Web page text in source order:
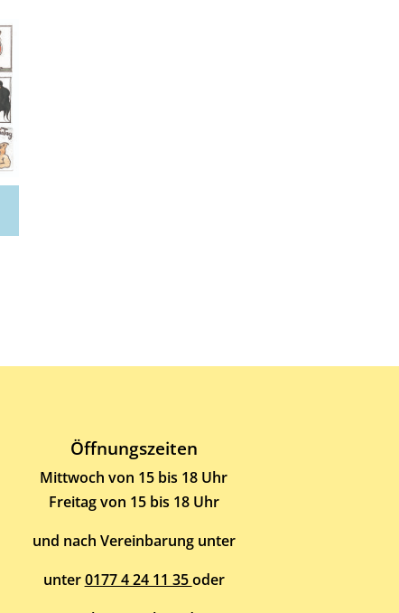
Öffnungszeiten
Mittwoch von 15 bis 18 Uhr
Freitag von 15 bis 18 Uhr
und nach Vereinbarung unter
unter0177 4 24 11 35oder